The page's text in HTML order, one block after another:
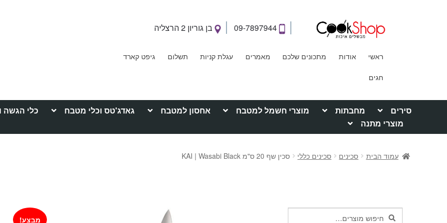
09-7897944 בן גוריון 2 הרצליה
ראשי אודות מתכונים שלכם מאמרים עגלת קניות תשלום גיפט קארד
חגים
סירים מחבתות מוצרי חשמל למטבח אחסון למטבח גאדג'טס וכלי מטבח כלי הגשה
מוצרי מתנה
עמוד הבית סכינים סכינים כללי סכין שף 20 ס"מ KAI | Wasabi Black
מבצע!
חיפושחיפוש